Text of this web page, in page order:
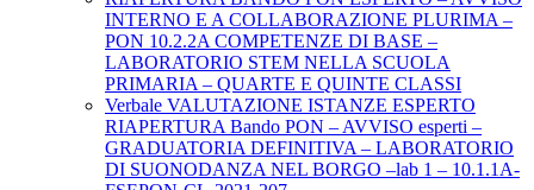
INTERNO E A COLLABORAZIONE PLURIMA –
PON 10.2.2A COMPETENZE DI BASE –
LABORATORIO STEM NELLA SCUOLA
PRIMARIA – QUARTE E QUINTE CLASSI
Verbale VALUTAZIONE ISTANZE ESPERTO
RIAPERTURA Bando PON – AVVISO esperti –
GRADUATORIA DEFINITIVA – LABORATORIO
DI SUONODANZA NEL BORGO –lab 1 – 10.1.1A-